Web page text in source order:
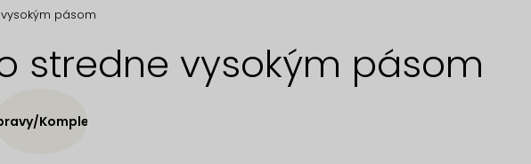
pásom
stredne vysokým pásom
Komplety